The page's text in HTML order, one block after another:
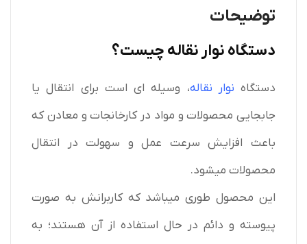
توضیحات
دستگاه نوار نقاله چیست؟
دستگاه نوار نقاله، وسیله ای است برای انتقال یا
جابجایی محصولات و مواد در کارخانجات و معادن که
باعث افزایش سرعت عمل و سهولت در انتقال
محصولات میشود.
این محصول طوری میباشد که کاربرانش به صورت
پیوسته و دائم در حال استفاده از آن هستند؛ به